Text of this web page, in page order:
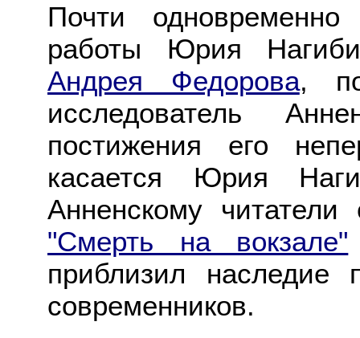
Почти
работы Юрия
Андрея Федорова,
исследователь
постижения его
касается Юрия
Анненскому
"Смерть на вокзале"
приблизил наследие
современников.